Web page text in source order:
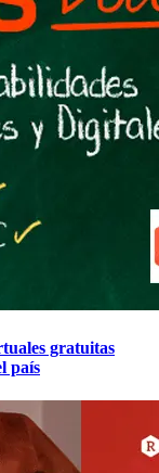
gratuitas
país